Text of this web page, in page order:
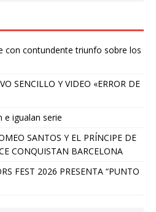
con contundente triunfo sobre los
SENCILLO Y VIDEO «ERROR DE
e igualan serie
SANTOS Y EL PRÍNCIPE DE
CONQUISTAN BARCELONA
FEST 2026 PRESENTA “PUNTO